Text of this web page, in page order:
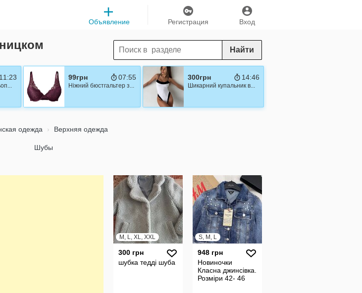
Вход
Регистрация
Объявление
Найти
11:22 99грн 07:54
Ніжний бюстгальтер з...
300грн 14:45
Шикарний купальник в...
одежда Верхняя одежда
Шубы
M, L, XL, XXL
300 грн
шубка тедді шуба
S, M, L
948 грн
Новиночки
Класна джинсівка.
Розміри 42- 46